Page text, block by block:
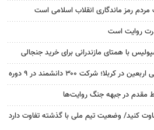
رمز ماندگاری انقلاب اسلامی است
روایت است
با همتای مازندرانی برای خرید جنجالی
شرکت ۳۰۰ دانشمند در ۹ دوره
مقدم در جبهه جنگ روایت‌ها
کنید/ وضعیت تیم ملی با گذشته تفاوت دارد